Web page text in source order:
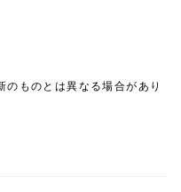
ものとは異なる場合があり